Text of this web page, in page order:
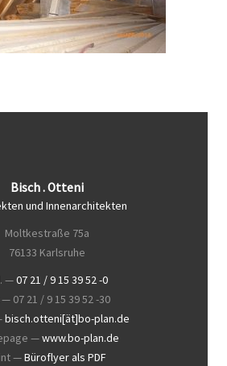
Bisch . Otteni
und Innenarchitekten
Moltkestraße 75a
76133 Karlsruhe
—07 21 / 9 15 39 52 -0
— 07 21 / 9 15 39 52 -30
bisch.otteni[ät]bo-plan.de
—www.bo-plan.de
—Büroflyer als PDF